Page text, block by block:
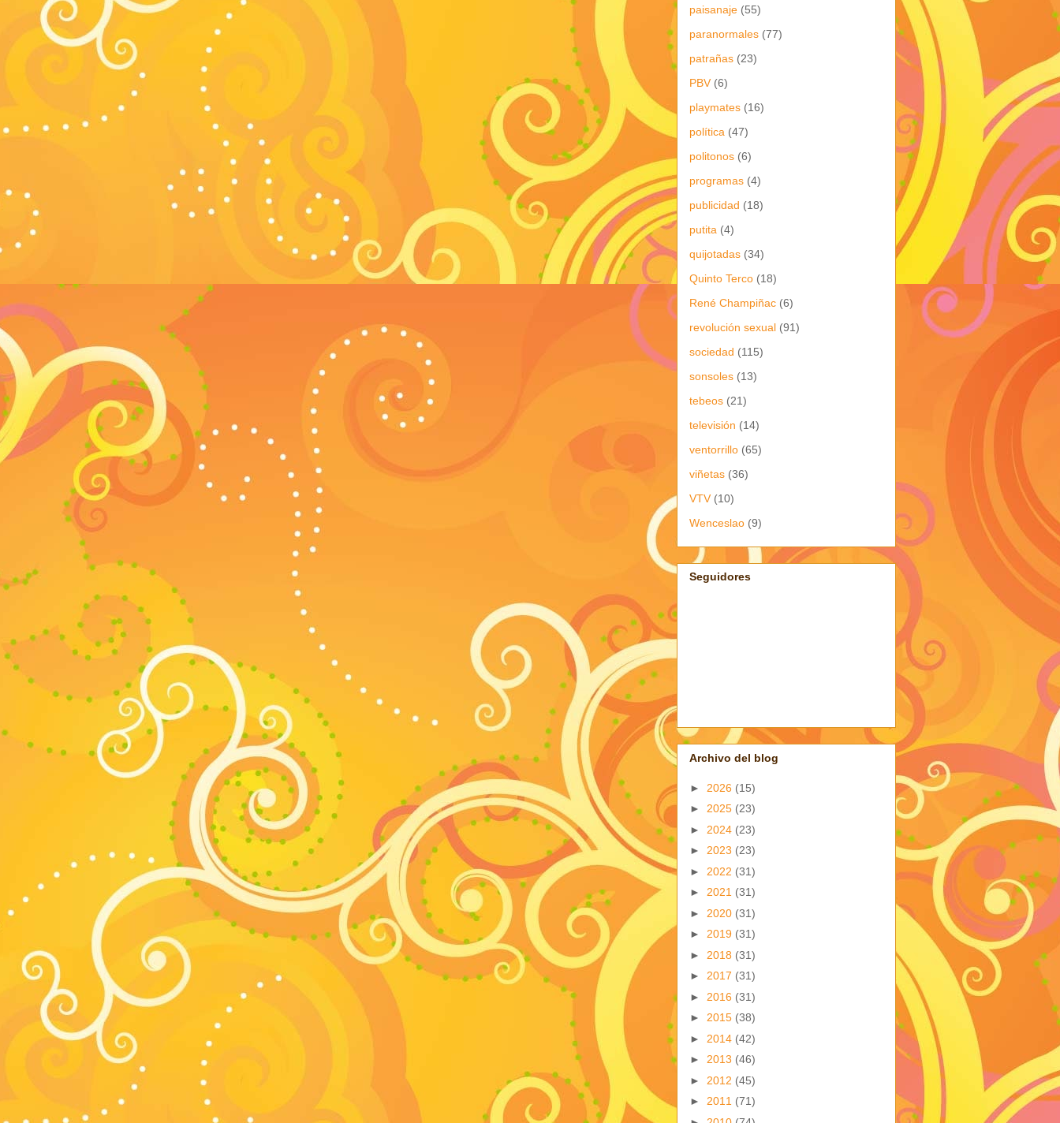
paisanaje (55)
paranormales (77)
patrañas (23)
PBV (6)
playmates (16)
política (47)
politonos (6)
programas (4)
publicidad (18)
putita (4)
quijotadas (34)
Quinto Terco (18)
René Champiñac (6)
revolución sexual (91)
sociedad (115)
sonsoles (13)
tebeos (21)
televisión (14)
ventorrillo (65)
viñetas (36)
VTV (10)
Wenceslao (9)
Seguidores
Archivo del blog
► 2026 (15)
► 2025 (23)
► 2024 (23)
► 2023 (23)
► 2022 (31)
► 2021 (31)
► 2020 (31)
► 2019 (31)
► 2018 (31)
► 2017 (31)
► 2016 (31)
► 2015 (38)
► 2014 (42)
► 2013 (46)
► 2012 (45)
► 2011 (71)